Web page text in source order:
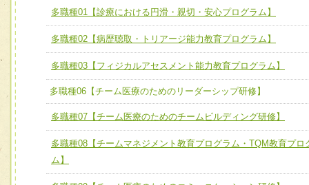
ユニット１ 医療人としての基礎能力
全人的医療を実践する医療人として、必要な基礎能力を身
ける
ユニット２ チーム医療構成力
必要に応じて柔軟に医療チームを組織し、強調できる
ユニット３ 多職種連携力
他職種の視点とスキルを学び、相互理解と連携を深める
チーム01【病院内横断的問題解決チーム】
チーム02【地域医療連携推進による高度医療を必要とする
宅患者等支援チーム】
チーム03【癌患者服薬サポートチーム】
チーム04【口腔ケアチーム】
チーム05【せん妄対策チーム】
多職種01【診療における円滑・親切・安心プログラム】
多職種02【病歴聴取・トリアージ能力教育プログラム】
多職種03【フィジカルアセスメント能力教育プログラム】
多職種06【チーム医療のためのリーダーシップ研修】
多職種07【チーム医療のためのチームビルディング研修】
多職種08【チームマネジメント教育プログラム・TQM教育プロ
ム】